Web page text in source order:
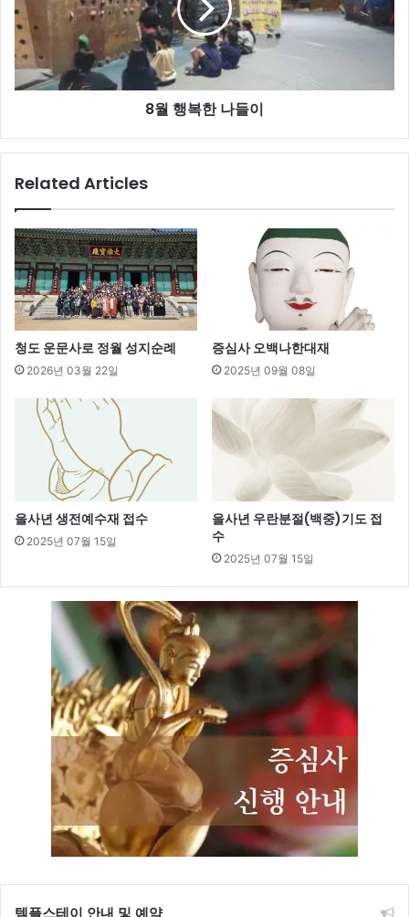
한
나
들
이
8월 행복한 나들이
Related Articles
청도 운문사로 정월 성지순례
2026년 03월 22일
증심사 오백나한대재
2025년 09월 08일
을사년 생전예수재 접수
2025년 07월 15일
을사년 우란분절(백중)기도 접
수
2025년 07월 15일
템플스테이 안내 및 예약